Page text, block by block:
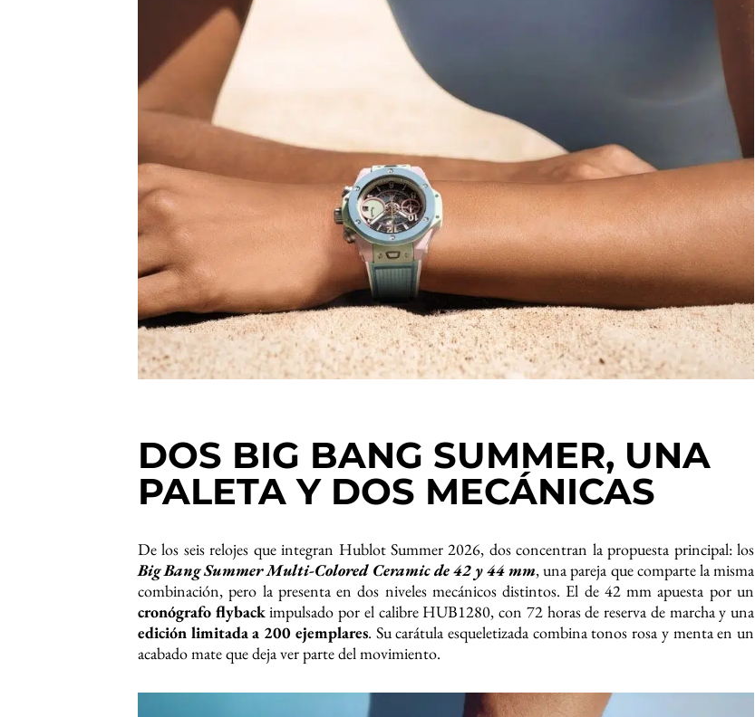
DOS BIG BANG SUMMER, UNA
PALETA Y DOS MECÁNICAS
De los seis relojes que integran Hublot Summer 2026, dos concentran la propuesta principal: los
Big Bang Summer Multi-Colored Ceramic de 42 y 44 mm, una pareja que comparte la misma
combinación, pero la presenta en dos niveles mecánicos distintos. El de 42 mm apuesta por un
cronógrafo flybackimpulsado por el calibre HUB1280, con 72 horas de reserva de marcha y una
edición limitada a 200 ejemplares. Su carátula esqueletizada combina tonos rosa y menta en un
acabado mate que deja ver parte del movimiento.